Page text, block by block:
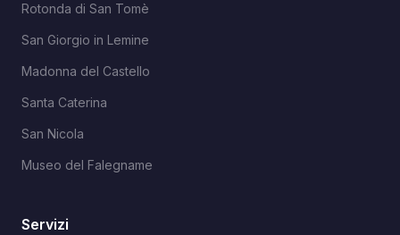
Rotonda di San Tomè
San Giorgio in Lemine
Madonna del Castello
Santa Caterina
San Nicola
Museo del Falegname
Servizi